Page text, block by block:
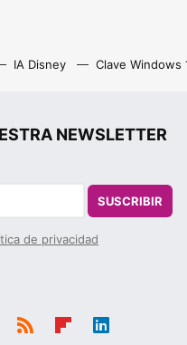
IA Disney Clave Windows
NEWSLETTER
SUSCRIBIR
de privacidad